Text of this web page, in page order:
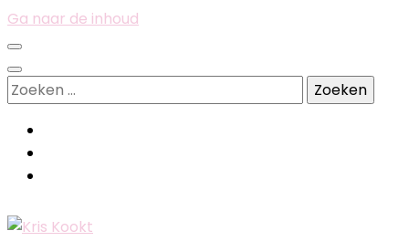
Ga naar de inhoud
Zoeken
naar: